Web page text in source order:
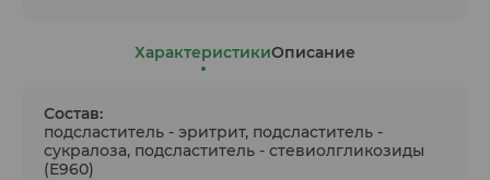
ХарактеристикиОписание
Состав:
подсластитель - эритрит, подсластитель -
сукралоза, подсластитель - стевиолгликозиды
(Е960)